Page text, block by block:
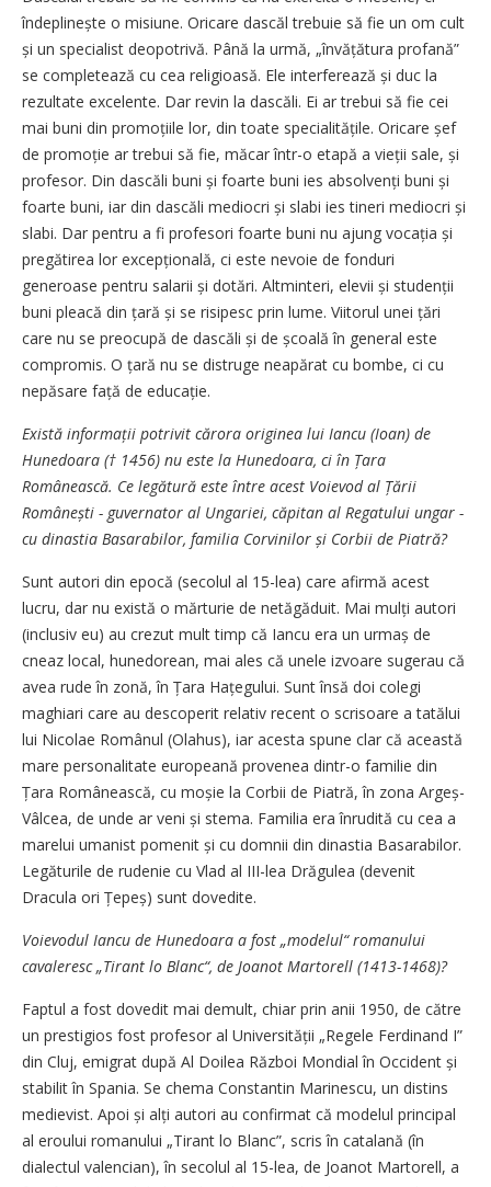
îndeplinește o misiune. Oricare dascăl trebuie să fie un om cult
și un specialist deo­potrivă. Până la urmă, „învățătura profană”
se completează cu cea religioasă. Ele interferează și duc la
rezultate excelente. Dar revin la dascăli. Ei ar trebui să fie cei
mai buni din promoțiile lor, din toate specia­litățile. Oricare șef
de promoție ar trebui să fie, măcar într-o etapă a vieții sale, și
profesor. Din dascăli buni și foarte buni ies absolvenți buni și
foarte buni, iar din dascăli mediocri și slabi ies tineri mediocri și
slabi. Dar pentru a fi profesori foarte buni nu ajung vocația și
pregătirea lor excepțională, ci este nevoie de fonduri
generoase pentru salarii și dotări. Alt­minteri, elevii și studenții
buni pleacă din țară și se risipesc prin lume. Viitorul unei țări
care nu se preocupă de dascăli și de școală în general este
compromis. O țară nu se distruge neapărat cu bombe, ci cu
nepăsare față de educație.
Există informații potrivit cărora originea lui Iancu (Ioan) de
Hunedoara († 1456) nu este la Hunedoara, ci în Țara
Românească. Ce legătură este între acest Voievod al Țării
Românești - guvernator al Ungariei, căpitan al Regatului ungar -
cu dinastia Basarabilor, familia Corvinilor și Corbii de Piatră?
Sunt autori din epocă (secolul al 15-lea) care afirmă acest
lucru, dar nu există o mărturie de netăgăduit. Mai mulți autori
(inclusiv eu) au cre­zut mult timp că Iancu era un ur­maș de
cneaz local, hunedorean, mai ales că unele izvoare suge­rau că
avea rude în zonă, în Țara Hațe­gu­lui. Sunt însă doi colegi
maghiari care au descoperit relativ re­cent o scrisoare a tatălui
lui Nicolae Româ­nul (Olahus), iar acesta spune clar că această
mare personalitate euro­peană provenea dintr-o familie din
Țara Românească, cu moșie la Corbii de Pia­tră, în zona Argeș-
Vâlcea, de unde ar veni și ste­ma. Familia era înrudită cu cea a
marelui umanist pomenit și cu domnii din dinastia Basarabilor.
Legăturile de rudenie cu Vlad al III-lea Drăgulea (devenit
Dracula ori Țepeș) sunt dovedite.
Voievodul Iancu de Hunedoara a fost „modelul“ romanului
cavaleresc „Tirant lo Blanc“, de Joanot Martorell (1413-1468)?
Faptul a fost dovedit mai demult, chiar prin anii 1950, de către
un pres­tigios fost profesor al Uni­ver­si­tății „Regele Ferdinand I”
din Cluj, emigrat după Al Doilea Război Mondial în Occident și
stabilit în Spania. Se chema Constantin Marinescu, un distins
medievist. Apoi și alți autori au confirmat că modelul principal
al eroului romanului „Tirant lo Blanc”, scris în catalană (în
dialectul valencian), în secolul al 15-lea, de Joanot Martorell, a